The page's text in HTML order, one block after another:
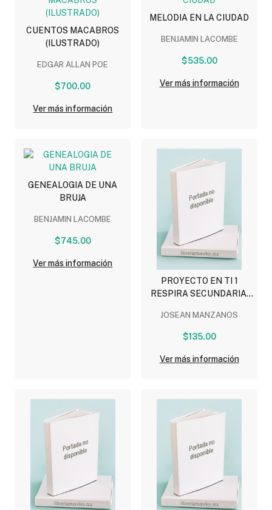
CUENTOS MACABROS
(ILUSTRADO)
EDGAR ALLAN POE
$700.00
Ver más información
MELODIA EN LA CIUDAD
BENJAMIN LACOMBE
$535.00
Ver más información
GENEALOGIA DE UNA
BRUJA
BENJAMIN LACOMBE
$745.00
Ver más información
PROYECTO EN TI 1
RESPIRA SECUNDARIA,
JOSEAN MANZANOS
$135.00
Ver más información